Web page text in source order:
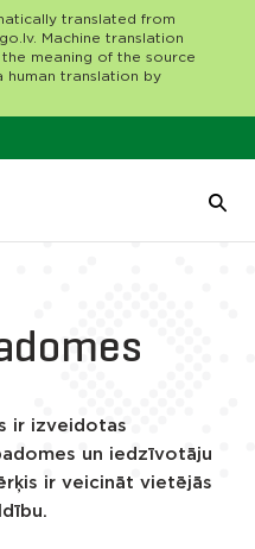
translated from
Machine translation
meaning of the source
translation by
ir izveidotas
un iedzīvotāju
ir veicināt vietējās